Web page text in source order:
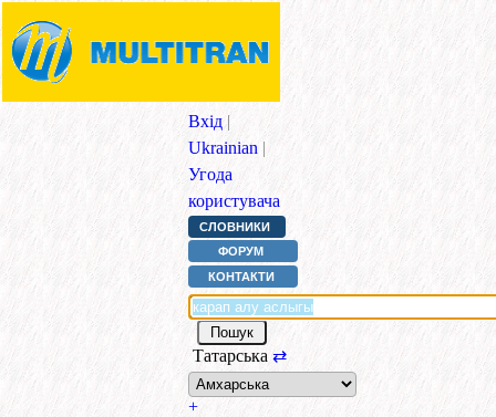
Вхід |
Ukrainian |
Угода
користувача
СЛОВНИКИ
ФОРУМ
КОНТАКТИ
Татарська ⇄
+